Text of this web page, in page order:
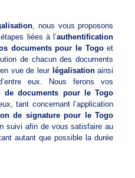
, nous vous proposons
liées à l’authentification
documents pour le Togoet
de chacun des documents
vue de leur légalisationainsi
eux. Nous ferons vos
de documents pour le Togo
tant concernant l’application
de signature pour le Togo
suivi afin de vous satisfaire au
autant que possible la durée